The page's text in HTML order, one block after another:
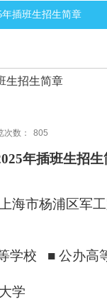
插班生招生简章
生招生简章
次数： 805
年插班生招生
海市杨浦区军
学校 ■ 公办高
学